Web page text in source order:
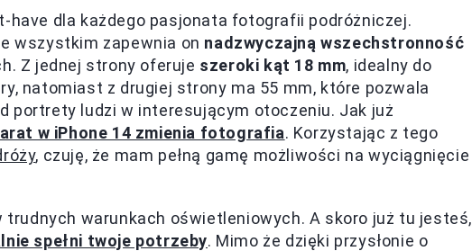
dla każdego pasjonata fotografii podróżniczej.
wszystkim zapewnia on nadzwyczajną wszechstronność
Z jednej strony oferuje szeroki kąt 18 mm, idealny do
natomiast z drugiej strony ma 55 mm, które pozwala
portrety ludzi w interesującym otoczeniu. Jak już
w iPhone 14 zmienia fotografia. Korzystając z tego
, czuję, że mam pełną gamę możliwości na wyciągnięcie
warunkach oświetleniowych. A skoro już tu jesteś,
spełni twoje potrzeby. Mimo że dzięki przysłonie o